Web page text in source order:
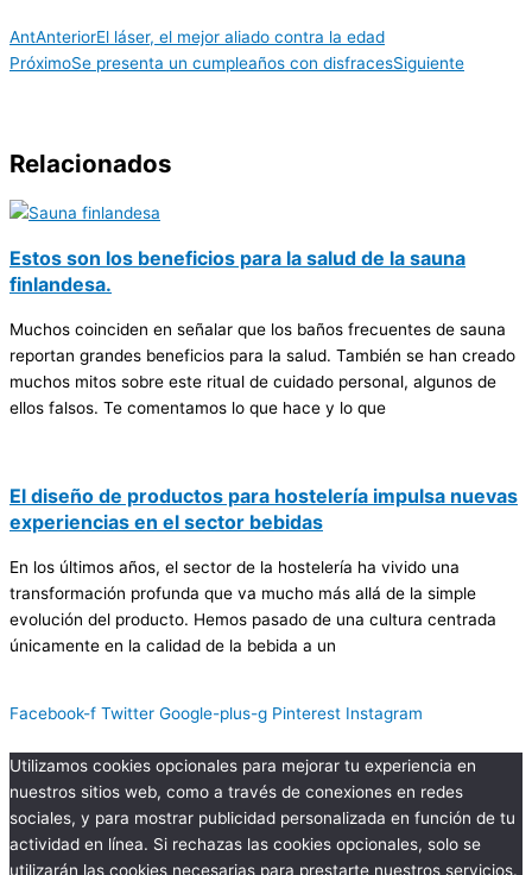
AntAnteriorEl láser, el mejor aliado contra la edad
PróximoSe presenta un cumpleaños con disfracesSiguiente
Relacionados
Estos son los beneficios para la salud de la sauna
finlandesa.
Muchos coinciden en señalar que los baños frecuentes de sauna
reportan grandes beneficios para la salud. También se han creado
muchos mitos sobre este ritual de cuidado personal, algunos de
ellos falsos. Te comentamos lo que hace y lo que
El diseño de productos para hostelería impulsa nuevas
experiencias en el sector bebidas
En los últimos años, el sector de la hostelería ha vivido una
transformación profunda que va mucho más allá de la simple
evolución del producto. Hemos pasado de una cultura centrada
únicamente en la calidad de la bebida a un
Facebook-f Twitter Google-plus-g Pinterest Instagram
Utilizamos cookies opcionales para mejorar tu experiencia en
nuestros sitios web, como a través de conexiones en redes
sociales, y para mostrar publicidad personalizada en función de tu
actividad en línea. Si rechazas las cookies opcionales, solo se
utilizarán las cookies necesarias para prestarte nuestros servicios.